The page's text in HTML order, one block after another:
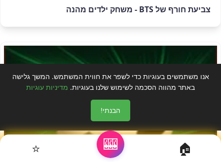
צביעת חורף של BTS - משחק ילדים מהנה
🏠
🎰
⭐
אנו משתמשים בעוגיות כדי לשפר את חווית המשתמש. המשך גלישה
באתר מהווה הסכמה לשימוש שלנו בעוגיות. מדיניות עוגיות
הבנתי!